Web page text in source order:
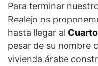
Para terminar
Realejo os
hasta llegar al
pesar de su nombre
vivienda árabe